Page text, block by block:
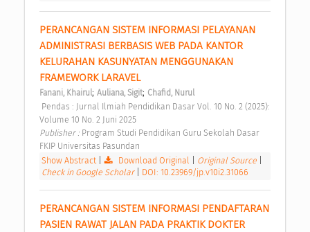
PERANCANGAN SISTEM INFORMASI PELAYANAN
ADMINISTRASI BERBASIS WEB PADA KANTOR
KELURAHAN KASUNYATAN MENGGUNAKAN
FRAMEWORK LARAVEL
Fanani, Khairul; Auliana, Sigit; Chafid, Nurul
Volume 10 No. 2 Juni 2025
Publisher : Program Studi Pendidikan Guru Sekolah Dasar
FKIP Universitas Pasundan
Show Abstract| Download Original Original Source
Check in Google Scholar
DOI: 10.23969/jp.v10i2.31066
PERANCANGAN SISTEM INFORMASI PENDAFTARAN
PASIEN RAWAT JALAN PADA PRAKTIK DOKTER